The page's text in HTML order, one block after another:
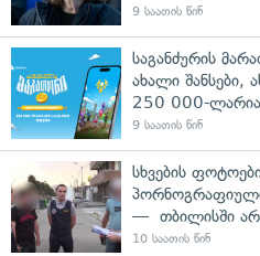
9 საათის წინ
საგანძურის
ახალი შანსები,
250 000-
9 საათის წინ
სხვების
— თბილისში
10 საათის წინ